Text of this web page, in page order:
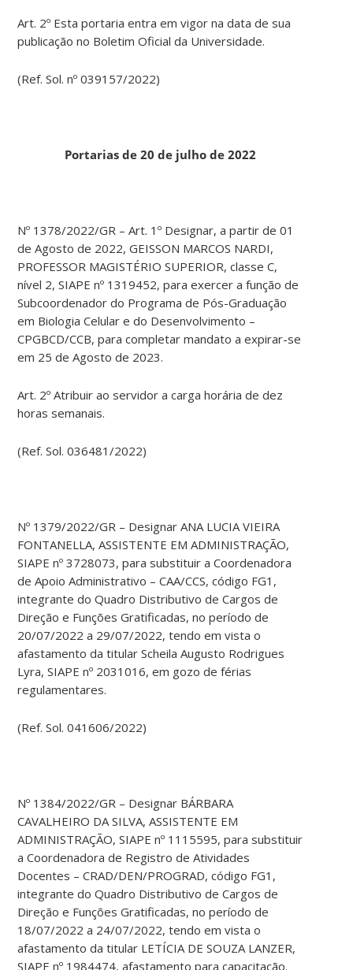
Art. 2º Esta portaria entra em vigor na data de sua
publicação no Boletim Oficial da Universidade.
(Ref. Sol. nº 039157/2022)
Portarias de 20 de julho de 2022
Nº 1378/2022/GR – Art. 1º Designar, a partir de 01
de Agosto de 2022, GEISSON MARCOS NARDI,
PROFESSOR MAGISTÉRIO SUPERIOR, classe C,
nível 2, SIAPE nº 1319452, para exercer a função de
Subcoordenador do Programa de Pós-Graduação
em Biologia Celular e do Desenvolvimento –
CPGBCD/CCB, para completar mandato a expirar-se
em 25 de Agosto de 2023.
Art. 2º Atribuir ao servidor a carga horária de dez
horas semanais.
(Ref. Sol. 036481/2022)
Nº 1379/2022/GR – Designar ANA LUCIA VIEIRA
FONTANELLA, ASSISTENTE EM ADMINISTRAÇÃO,
SIAPE nº 3728073, para substituir a Coordenadora
de Apoio Administrativo – CAA/CCS, código FG1,
integrante do Quadro Distributivo de Cargos de
Direção e Funções Gratificadas, no período de
20/07/2022 a 29/07/2022, tendo em vista o
afastamento da titular Scheila Augusto Rodrigues
Lyra, SIAPE nº 2031016, em gozo de férias
regulamentares.
(Ref. Sol. 041606/2022)
Nº 1384/2022/GR – Designar BÁRBARA
CAVALHEIRO DA SILVA, ASSISTENTE EM
ADMINISTRAÇÃO, SIAPE nº 1115595, para substituir
a Coordenadora de Registro de Atividades
Docentes – CRAD/DEN/PROGRAD, código FG1,
integrante do Quadro Distributivo de Cargos de
Direção e Funções Gratificadas, no período de
18/07/2022 a 24/07/2022, tendo em vista o
afastamento da titular LETÍCIA DE SOUZA LANZER,
SIAPE nº 1984474, afastamento para capacitação.